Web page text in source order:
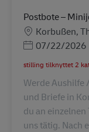
Postbote –
Lokation
Korbußen,
Posted Date
07/22/2026
Werde Aushilfe
und Briefe in
du an
uns tätig. Nach